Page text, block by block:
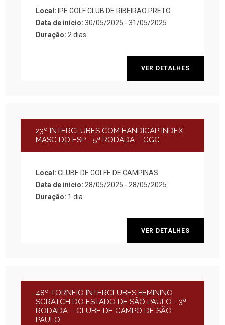
Local: IPE GOLF CLUB DE RIBEIRAO PRETO
Data de início:30/05/2025 - 31/05/2025
Duração: 2 dias
VER DETALHES
23º INTERCLUBES COM HANDICAP INDEX
MASC DO ESP - 5ª RODADA – CGC
Local:CLUBE DE GOLFE DE CAMPINAS
Data de início: 28/05/2025 - 28/05/2025
Duração: 1 dia
VER DETALHES
48º TORNEIO INTERCLUBES FEMININO
SCRATCH DO ESTADO DE SÃO PAULO - 3ª
RODADA – CLUBE DE CAMPO DE SÃO
PAULO